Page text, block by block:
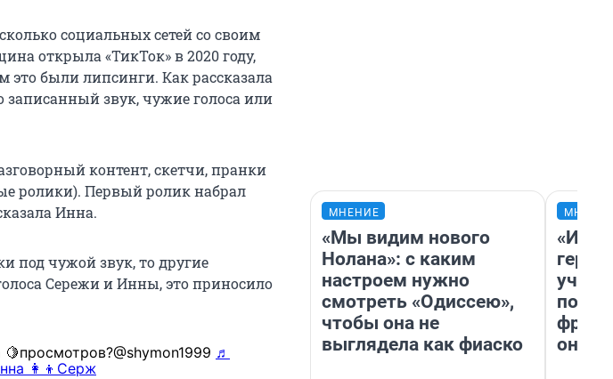
социальных сетей со своим
открыла «ТикТок» в 2020 году,
это были липсинги. Как рассказала
записанный звук, чужие голоса или
контент, скетчи, пранки
ролики). Первый ролик набрал
Инна.
под чужой звук, то другие
Сережи и Инны, это приносило
♬
👩‍👦Серж
МНЕНИЕ
«Мы видим нового
Нолана»: с каким
настроем нужно
смотреть «Одиссею»,
чтобы она не
выглядела как фиаско
учит
она